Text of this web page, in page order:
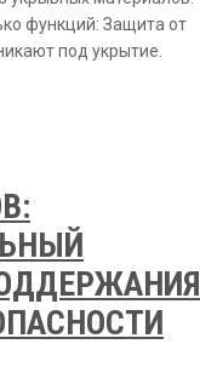
функций: Защита от
под укрытие.